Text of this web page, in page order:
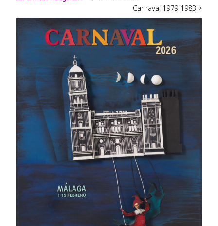
Carnaval 1979-1983 >